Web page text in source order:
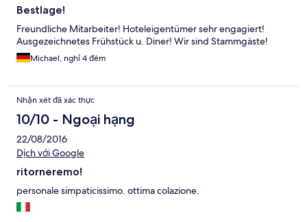
Bestlage!
Freundliche Mitarbeiter! Hoteleigentümer sehr engagiert!
Ausgezeichnetes Frühstück u. Diner! Wir sind Stammgäste!
Michael, nghỉ 4 đêm
Nhận xét đã xác thực
10/10 - Ngoại hạng
22/08/2016
Dịch với Google
ritorneremo!
personale simpaticissimo. ottima colazione.